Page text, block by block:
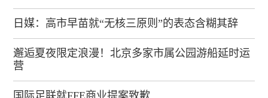
日媒：高市早苗就“无核三原则”的表态含糊其辞
邂逅夏夜限定浪漫！北京多家市属公园游船延时运
营
国际足联就FFE商业提案致歉